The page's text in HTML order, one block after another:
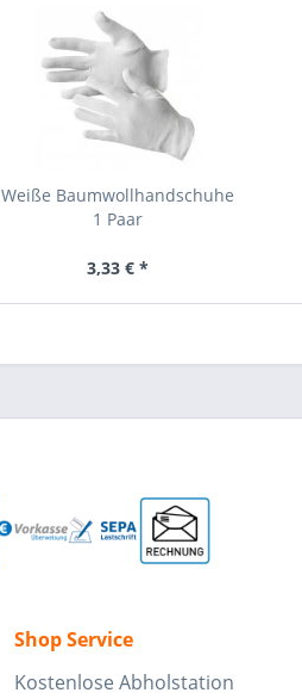
Weiße Baumwollhandschuhe
1 Paar
3,33 € *
Shop Service
Kostenlose Abholstation